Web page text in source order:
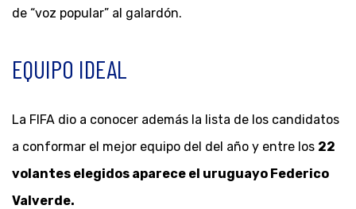
de “voz popular” al galardón.
EQUIPO IDEAL
La FIFA dio a conocer además la lista de los candidatos
a conformar el mejor equipo del del año y entre los 22
volantes elegidos aparece el uruguayo Federico
Valverde.